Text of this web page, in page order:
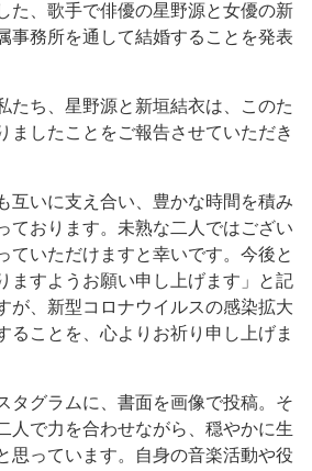
た、歌手で俳優の星野源と女優の新
事務所を通して結婚することを発表
ち、星野源と新垣結衣は、このた
ましたことをご報告させていただき
いに支え合い、豊かな時間を積み
ております。未熟な二人ではござい
ていただけますと幸いです。今後と
ますようお願い申し上げます」と記
が、新型コロナウイルスの感染拡大
ることを、心よりお祈り申し上げま
グラムに、書面を画像で投稿。そ
人で力を合わせながら、穏やかに生
思っています。自身の音楽活動や役